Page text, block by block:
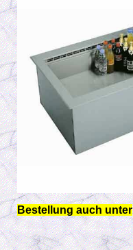
Bestellung auch unter